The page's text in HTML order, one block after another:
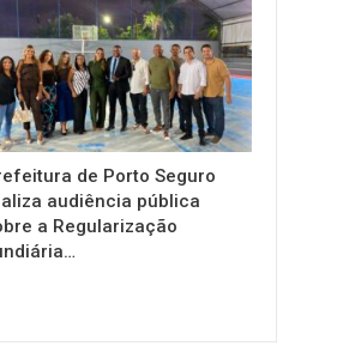
de Porto Seguro
audiência pública
a Regularização